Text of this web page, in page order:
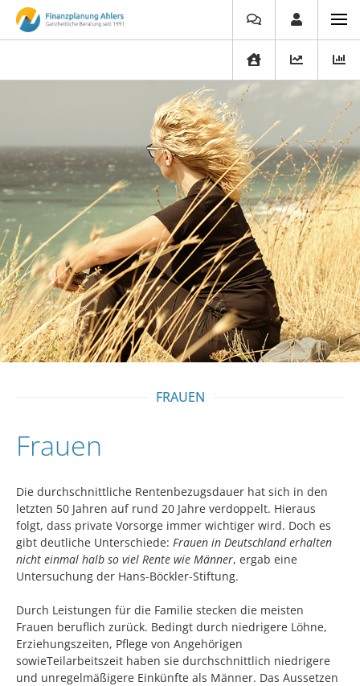
FRAUEN
Frauen
Die durchschnittliche Rentenbezugsdauer hat sich in den
letzten 50 Jahren auf rund 20 Jahre verdoppelt. Hieraus
folgt, dass private Vorsorge immer wichtiger wird. Doch es
gibt deutliche Unterschiede: Frauen in Deutschland erhalten
nicht einmal halb so viel Rente wie Männer, ergab eine
Untersuchung der Hans-Böckler-Stiftung.
Durch Leistungen für die Familie stecken die meisten
Frauen beruflich zurück. Bedingt durch niedrigere Löhne,
Erziehungszeiten, Pflege von Angehörigen
sowieTeilarbeitszeit haben sie durchschnittlich niedrigere
und unregelmäßigere Einkünfte als Männer. Das Aussetzen